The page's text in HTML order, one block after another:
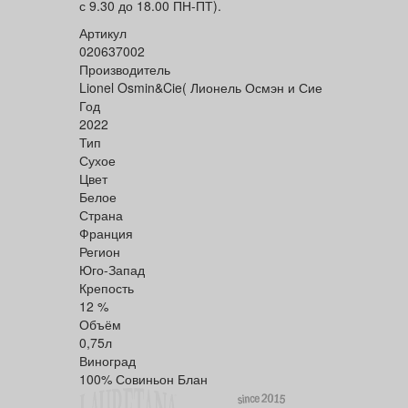
с 9.30 до 18.00 ПН-ПТ).
Артикул
020637002
Производитель
Lionel Osmin&Cie( Лионель Осмэн и Сие
Год
2022
Тип
Сухое
Цвет
Белое
Страна
Франция
Регион
Юго-Запад
Крепость
12 %
Объём
0,75л
Виноград
100% Совиньон Блан